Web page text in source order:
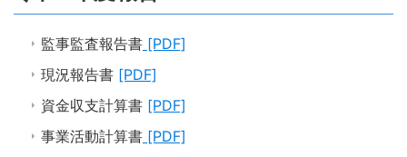
監事監査報告書 [PDF]
現況報告書 [PDF]
資金収支計算書 [PDF]
事業活動計算書 [PDF]